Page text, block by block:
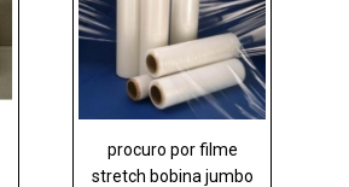
procuro por filme
stretch bobina jumbo